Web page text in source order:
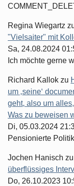
Regina Wiegartz
"Vielsaiter" mit
Sa, 24.08.2024
Ich möchte gerne
Richard Kallok zu
um ‚seine‘
geht, also um
Was zu beweisen
Di, 05.03.2024
Pensionierte
Jochen Hanisch zu
überflüssiges
Do, 26.10.2023